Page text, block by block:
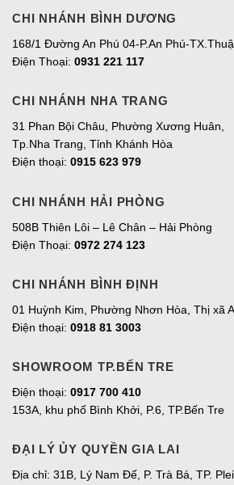
CHI NHÁNH BÌNH DƯƠNG
168/1 Đường An Phú 04-P.An Phú-
Điện Thoại: 0931 221 117
CHI NHÁNH NHA TRANG
31 Phan Bội Châu, Phường Xương Huân,
Tp.Nha Trang, Tỉnh Khánh Hòa
Điện thoại: 0915 623 979
CHI NHÁNH HẢI PHÒNG
508B Thiên Lôi – Lê Chân – Hải Phòng
Điện Thoại: 0972 274 123
CHI NHÁNH BÌNH ĐỊNH
01 Huỳnh Kim, Phường Nhơn Hòa, Thị xã
Điện thoại: 0918 81 3003
SHOWROOM TP.BẾN TRE
Điện thoại: 0917 700 410
153A, khu phố Bình Khởi, P.6, TP.Bến Tre
ĐẠI LÝ ỦY QUYỀN GIA LAI
Địa chỉ: 31B, Lý Nam Đế, P. Trà Bá, TP.